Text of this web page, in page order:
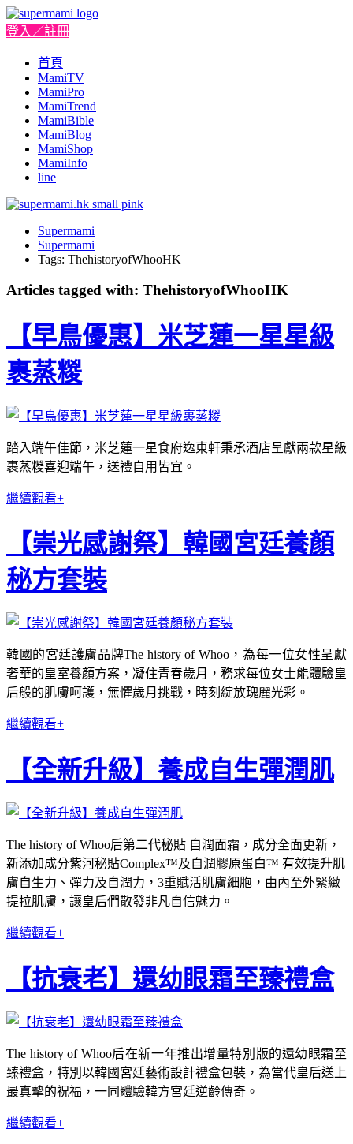
登入／註冊
首頁
MamiTV
MamiPro
MamiTrend
MamiBible
MamiBlog
MamiShop
MamiInfo
line
Supermami
Supermami
Tags: ThehistoryofWhooHK
Articles tagged with: ThehistoryofWhooHK
【早鳥優惠】米芝蓮一星星級
裹蒸糉
踏入端午佳節，米芝蓮一星食府逸東軒秉承酒店呈獻兩款星級
裹蒸糉喜迎端午，送禮自用皆宜。
繼續觀看+
【崇光感謝祭】韓國宮廷養顏
秘方套裝
韓國的宮廷護膚品牌The history of Whoo，為每一位女性呈獻
奢華的皇室養顏方案，凝住青春歲月，務求每位女士能體驗皇
后般的肌膚呵護，無懼歲月挑戰，時刻綻放瑰麗光彩。
繼續觀看+
【全新升級】養成自生彈潤肌
The history of Whoo后第二代秘貼 自潤面霜，成分全面更新，
新添加成分紫河秘貼Complex™及自潤膠原蛋白™ 有效提升肌
膚自生力、彈力及自潤力，3重賦活肌膚細胞，由內至外緊緻
提拉肌膚，讓皇后們散發非凡自信魅力。
繼續觀看+
【抗衰老】還幼眼霜至臻禮盒
The history of Whoo后在新一年推出增量特別版的還幼眼霜至
臻禮盒，特別以韓國宮廷藝術設計禮盒包裝，為當代皇后送上
最真摰的祝福，一同體驗韓方宮廷逆齡傳奇。
繼續觀看+